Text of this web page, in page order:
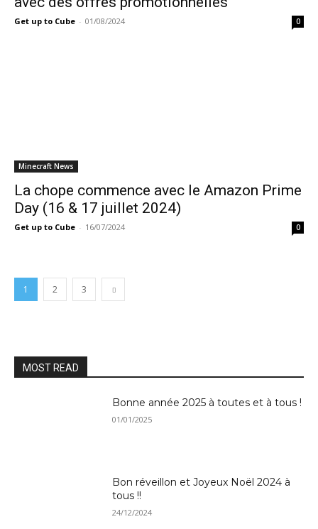
Get up to Cube - 01/08/2024 0
Minecraft News
La chope commence avec le Amazon Prime
Day (16 & 17 juillet 2024)
Get up to Cube - 16/07/2024 0
1 2 3
MOST READ
Bonne année 2025 à toutes et à tous !
01/01/2025
Bon réveillon et Joyeux Noël 2024 à
tous !!
24/12/2024